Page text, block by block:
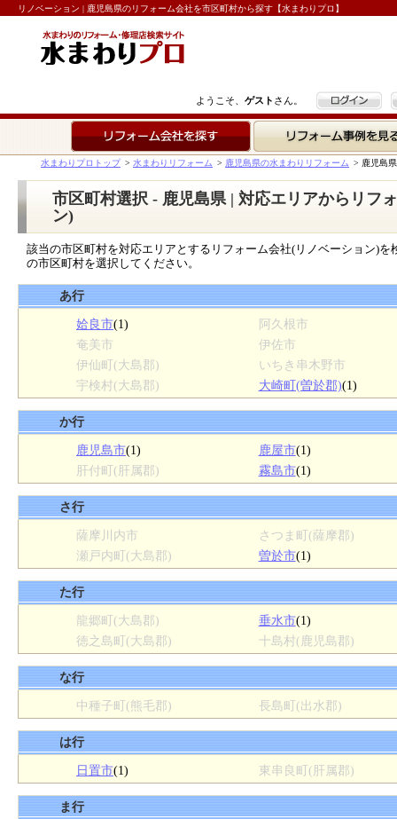
リノベーション | 鹿児島県のリフォーム会社を市区町村から探す【水まわりプロ】
ようこそ、 ゲスト さん。 ログイン
リフォーム事例を見る
水まわりプロトップ > 水まわりリフォーム > 鹿児島県の水まわりリフォーム > 鹿児島
市区町村選択 - 鹿児島県 | 対応エリアからリフ
ン)
該当の市区町村を対応エリアとするリフォーム会社(リノベーション)
の市区町村を選択してください。
あ行
姶良市(1)
阿久根市
奄美市
伊佐市
伊仙町(大島郡)
いちき串木野市
宇検村(大島郡)
大崎町(曽於郡)(1)
か行
鹿児島市(1) 鹿屋市(1)
肝付町(肝属郡)
霧島市(1)
さ行
薩摩川内市
さつま町(薩摩郡)
瀬戸内町(大島郡)
曽於市(1)
た行
龍郷町(大島郡)
垂水市(1)
徳之島町(大島郡)
十島村(鹿児島郡)
な行
中種子町(熊毛郡)
長島町(出水郡)
は行
日置市(1) 東串良町(肝属郡)
ま行